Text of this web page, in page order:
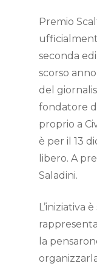
Premio
seconda
scorso
del
fondatore
proprio a
è per il 13
libero. A
Saladini.
L’iniziativa
la